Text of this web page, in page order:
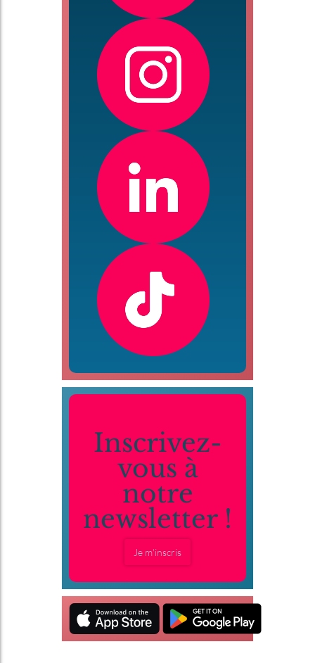
Inscrivez-
vous à
notre
newsletter !
Je m'inscris